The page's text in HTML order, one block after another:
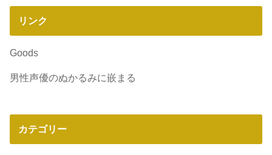
リンク
Goods
男性声優のぬかるみに嵌まる
カテゴリー